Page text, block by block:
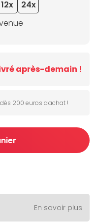
12x
24x
après-demain !
200 euros d'achat !
En savoir plus